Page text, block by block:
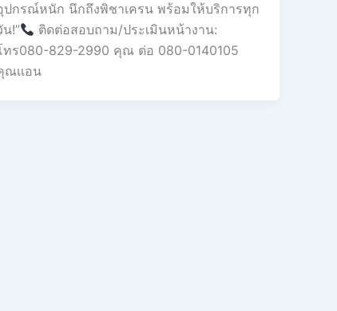
ปกรณ์หนัก นึกถึงพิชาเครน พร้อมให้บริการทุก
น!”
ติดต่อสอบถาม/ประเมินหน้างาน:
ทร080-829-2990 คุณ ต่อ 080-0140105
ณเเอน